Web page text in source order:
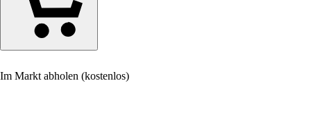
Im Markt abholen (kostenlos)